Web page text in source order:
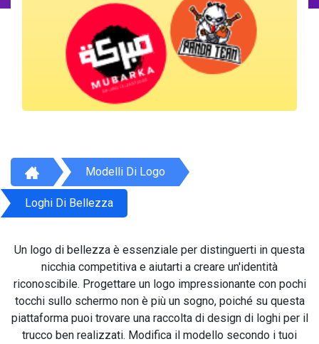
Modelli Di Logo
Loghi Di Bellezza
Un logo di bellezza è essenziale per distinguerti in questa
nicchia competitiva e aiutarti a creare un'identità
riconoscibile. Progettare un logo impressionante con pochi
tocchi sullo schermo non è più un sogno, poiché su questa
piattaforma puoi trovare una raccolta di design di loghi per il
trucco ben realizzati. Modifica il modello secondo i tuoi